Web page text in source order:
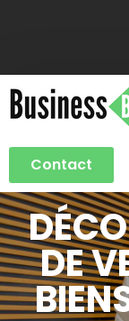
Contact
DE